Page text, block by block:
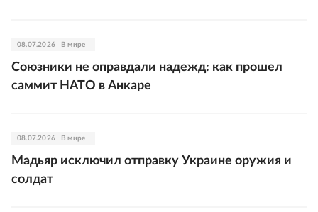
08.07.2026 В мире
Союзники не оправдали надежд: как прошел
саммит НАТО в Анкаре
08.07.2026 В мире
Мадьяр исключил отправку Украине оружия и
солдат